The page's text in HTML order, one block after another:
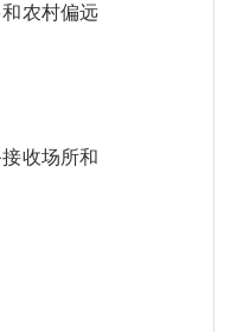
农村偏远
收场所和